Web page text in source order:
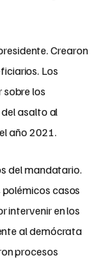
Crearon
Los
los
asalto al
año 2021.
del mandatario.
casos
intervenir en los
al demócrata
procesos